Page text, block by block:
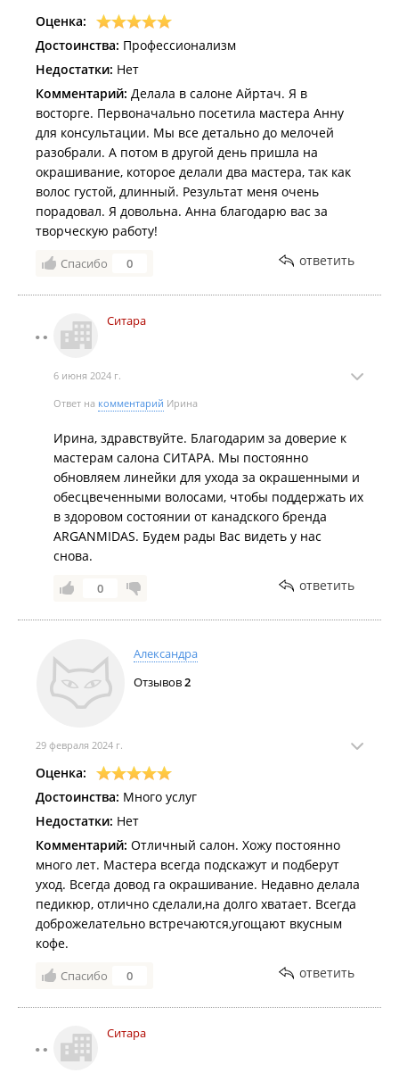
Оценка:
Достоинства: Профессионализм
Недостатки: Нет
Комментарий: Делала в салоне Айртач. Я в
восторге. Первоначально посетила мастера Анну
для консультации. Мы все детально до мелочей
разобрали. А потом в другой день пришла на
окрашивание, которое делали два мастера, так как
волос густой, длинный. Результат меня очень
порадовал. Я довольна. Анна благодарю вас за
творческую работу!
Спасибо 0 ответить
Ситара
6 июня 2024 г.
Ответ на комментарий Ирина
Ирина, здравствуйте. Благодарим за доверие к
мастерам салона СИТАРА. Мы постоянно
обновляем линейки для ухода за окрашенными и
обесцвеченными волосами, чтобы поддержать их
в здоровом состоянии от канадского бренда
ARGANMIDAS. Будем рады Вас видеть у нас
снова.
0 ответить
Александра
Отзывов2
29 февраля 2024 г.
Оценка:
Достоинства: Много услуг
Недостатки: Нет
Комментарий: Отличный салон. Хожу постоянно
много лет. Мастера всегда подскажут и подберут
уход. Всегда довод га окрашивание. Недавно делала
педикюр, отлично сделали,на долго хватает. Всегда
доброжелательно встречаются,угощают вкусным
кофе.
Спасибо 0 ответить
Ситара